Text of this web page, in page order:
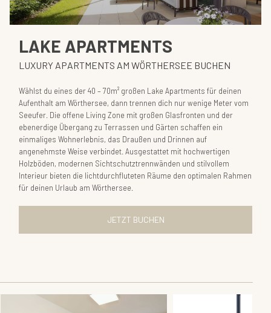
LAKE APARTMENTS
LUXURY APARTMENTS AM WÖRTHERSEE BUCHEN
Wählst du eines der 40 – 70m² großen Lake Apartments für deinen
Aufenthalt am Wörthersee, dann trennen dich nur wenige Meter vom
Seeufer. Die offene Living Zone mit großen Glasfronten und der
ebenerdige Übergang zu Terrassen und Gärten schaffen ein
einmaliges Wohnerlebnis, das Draußen und Drinnen auf
angenehmste Weise verbindet. Ausgestattet mit hochwertigen
Holzböden, modernen Sichtschutztrennwänden und stilvollem
Interieur bieten die lichtdurchfluteten Räume den optimalen Rahmen
für deinen Urlaub am Wörthersee.
JETZT BUCHEN